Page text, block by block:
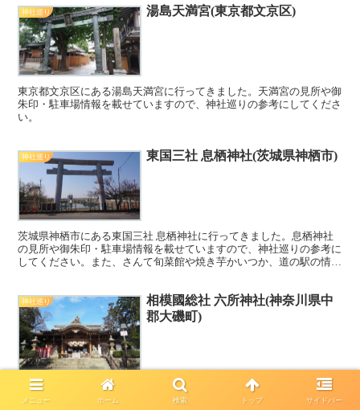
神社巡り 湯島天満宮(東京都文京区)
東京都文京区にある湯島天満宮に行ってきました。天満宮の見所や御
朱印・駐車場情報を載せていますので、神社巡りの参考にしてくださ
い。
神社巡り 東国三社 息栖神社(茨城県神栖市)
茨城県神栖市にある東国三社 息栖神社に行ってきました。息栖神社
の見所や御朱印・駐車場情報を載せていますので、神社巡りの参考に
してください。また、さんて旬菜館や焼き芋かいつか、道の駅の情報
神社巡り
相模國総社 六所神社(神奈川県中
郡大磯町)
神奈川県中郡大磯町にある相模國総社 六所神社に行ってきました。
メニュー ホーム 検索 トップ サイドバー